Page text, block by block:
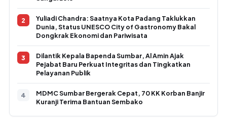
Yuliadi Chandra: Saatnya Kota Padang Taklukkan
Dunia, Status UNESCO City of Gastronomy Bakal
Dongkrak Ekonomi dan Pariwisata
Dilantik Kepala Bapenda Sumbar, Al Amin Ajak
Pejabat Baru Perkuat Integritas dan Tingkatkan
Pelayanan Publik
MDMC Sumbar Bergerak Cepat, 70 KK Korban Banjir
Kuranji Terima Bantuan Sembako